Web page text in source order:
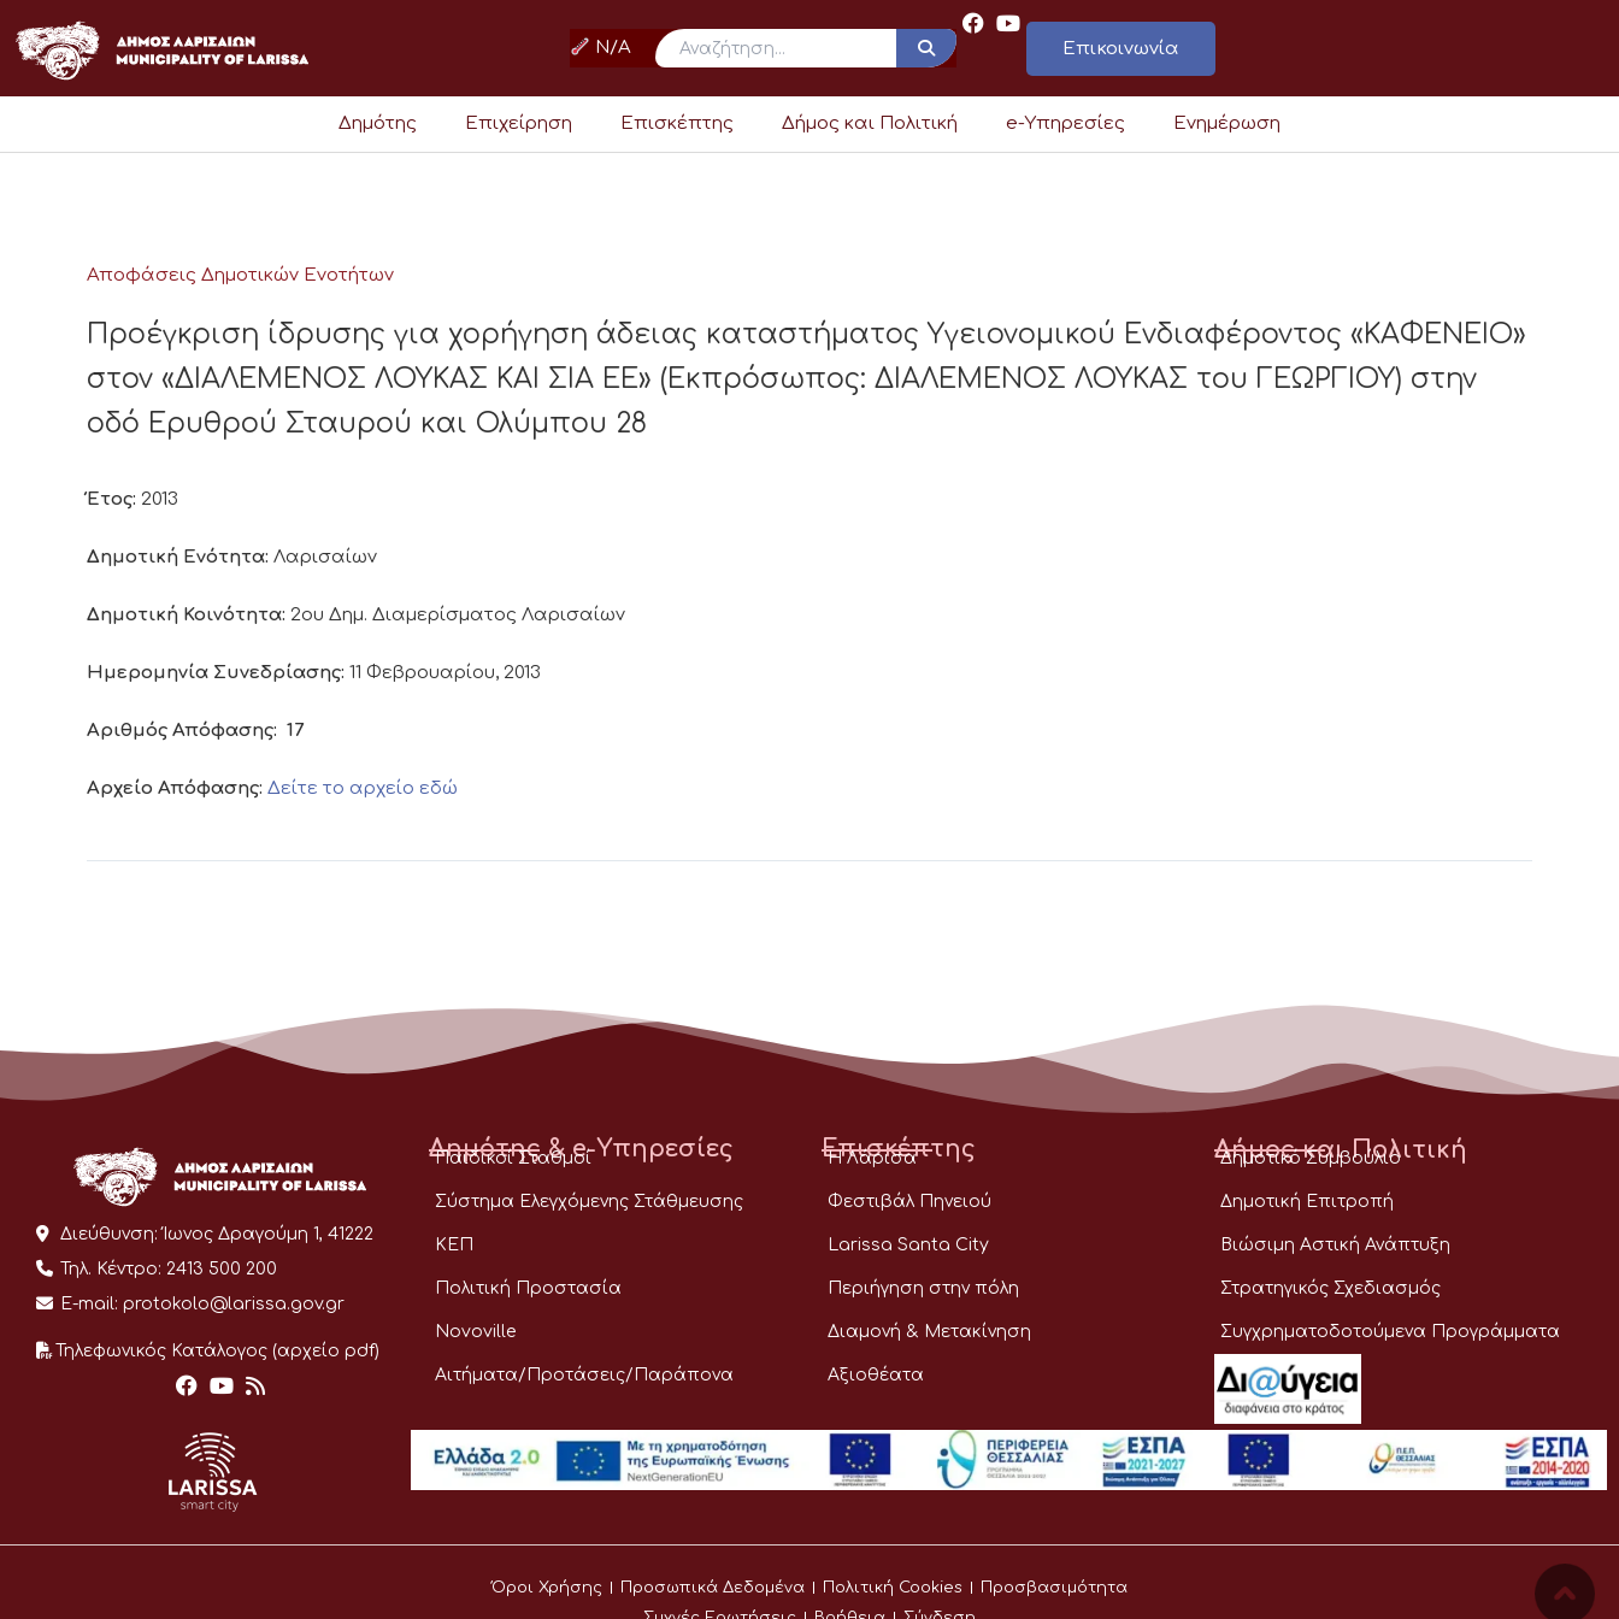
στο
περιεχόμενο
N/A Επικοινωνία
Δημότης Επιχείρηση Επισκέπτης Δήμος και Πολιτική e-Υπηρεσίες Ενημέρωση
Αποφάσεις Δημοτικών Ενοτήτων
Προέγκριση ίδρυσης για χορήγηση άδειας καταστήματος Υγειονομικού Ενδιαφέροντος «ΚΑΦΕΝΕΙΟ»
στον «ΔΙΑΛΕΜΕΝΟΣ ΛΟΥΚΑΣ ΚΑΙ ΣΙΑ ΕΕ» (Εκπρόσωπος: ΔΙΑΛΕΜΕΝΟΣ ΛΟΥΚΑΣ του ΓΕΩΡΓΙΟΥ) στην
οδό Ερυθρού Σταυρού και Ολύμπου 28
Έτος: 2013
Δημοτική Ενότητα: Λαρισαίων
Δημοτική Κοινότητα: 2ου Δημ. Διαμερίσματος Λαρισαίων
Ημερομηνία Συνεδρίασης: 11 Φεβρουαρίου, 2013
Αριθμός Απόφασης: 17
Αρχείο Απόφασης: Δείτε το αρχείο εδώ
Διεύθυνση: Ίωνος Δραγούμη 1, 41222
Τηλ. Κέντρο: 2413 500 200
E-mail: protokolo@larissa.gov.gr
Τηλεφωνικός Κατάλογος (αρχείο pdf)
Δημότης & e-Υπηρεσίες
Παιδικοί Σταθμοί
Σύστημα Ελεγχόμενης Στάθμευσης
ΚΕΠ
Πολιτική Προστασία
Novoville
Αιτήματα/Προτάσεις/Παράπονα
Επισκέπτης
Η Λάρισα
Φεστιβάλ Πηνειού
Larissa Santa City
Περιήγηση στην πόλη
Διαμονή & Μετακίνηση
Αξιοθέατα
Δήμος και Πολιτική
Δημοτικό Συμβούλιο
Δημοτική Επιτροπή
Βιώσιμη Αστική Ανάπτυξη
Στρατηγικός Σχεδιασμός
Συγχρηματοδοτούμενα Προγράμματα
Όροι Χρήσης Προσωπικά Δεδομένα Πολιτική Cookies
Προσβασιμότητα